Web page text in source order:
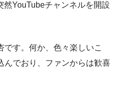
YouTubeチャンネルを開設
す。何か、色々楽しいこ
んでおり、ファンからは歓喜